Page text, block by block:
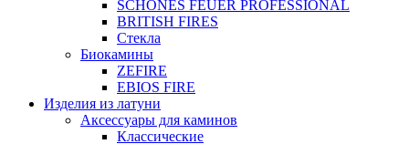
SCHONES FEUER PROFESSIONAL
BRITISH FIRES
Стекла
Биокамины
ZEFIRE
EBIOS FIRE
Изделия из латуни
Аксессуары для каминов
Классические